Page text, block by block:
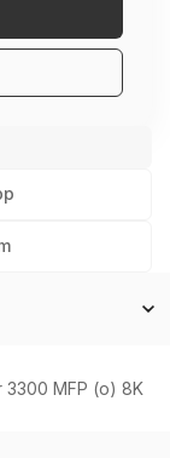
3300 MFP (o) 8K